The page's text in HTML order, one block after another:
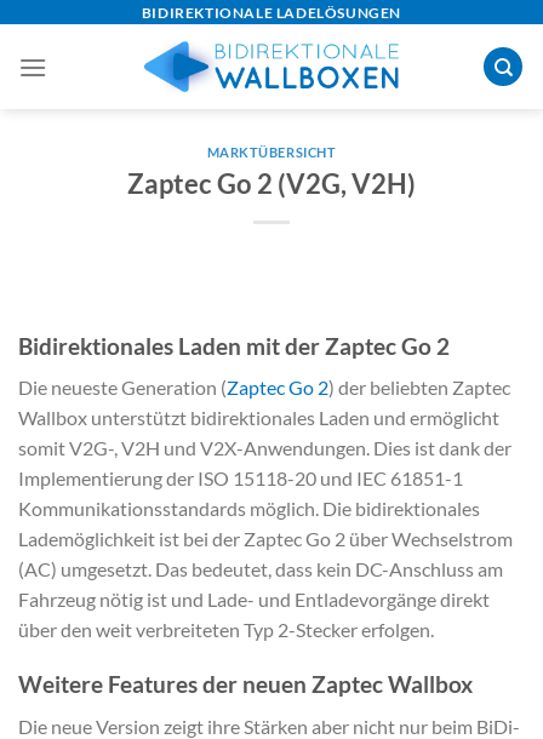
content
BIDIREKTIONALE LADELÖSUNGEN
MARKTÜBERSICHT
Zaptec Go 2 (V2G, V2H)
Bidirektionales Laden mit der Zaptec Go 2
Die neueste Generation (Zaptec Go 2) der beliebten Zaptec
Wallbox unterstützt bidirektionales Laden und ermöglicht
somit V2G-, V2H und V2X-Anwendungen. Dies ist dank der
Implementierung der ISO 15118-20 und IEC 61851-1
Kommunikationsstandards möglich. Die bidirektionales
Lademöglichkeit ist bei der Zaptec Go 2 über Wechselstrom
(AC) umgesetzt. Das bedeutet, dass kein DC-Anschluss am
Fahrzeug nötig ist und Lade- und Entladevorgänge direkt
über den weit verbreiteten Typ 2-Stecker erfolgen.
Weitere Features der neuen Zaptec Wallbox
Die neue Version zeigt ihre Stärken aber nicht nur beim BiDi-